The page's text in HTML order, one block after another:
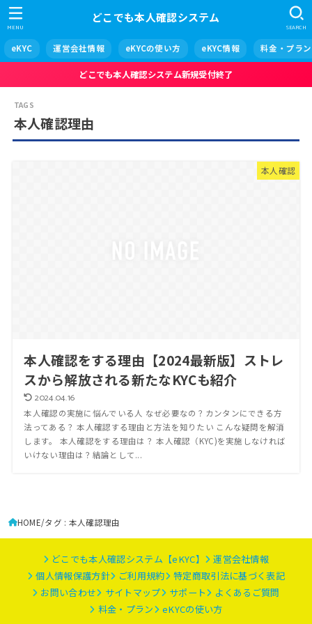
どこでも本人確認システム
eKYC 運営会社情報 eKYCの使い方 eKYC情報 料金・プラン
SEARCH
MENU
どこでも本人確認システム新規受付終了
本人確認理由
本人確認
本人確認をする理由【2024最新版】ストレ
スから解放される新たなKYCも紹介
2024.04.16
本人確認の実施に悩んでいる人 なぜ必要なの？カンタンにできる方
法ってある？ 本人確認する理由と方法を知りたい こんな疑問を解消
します。 本人確認をする理由は？ 本人確認（KYC)を実施しなければ
いけない理由は？結論として...
HOME タグ : 本人確認理由
どこでも本人確認システム【eKYC】
運営会社情報
個人情報保護方針
ご利用規約
特定商取引法に基づく表記
お問い合わせ
サイトマップ サポート
よくあるご質問
料金・プラン
eKYCの使い方